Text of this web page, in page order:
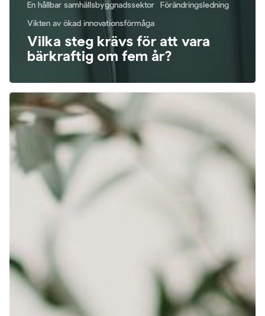
En hållbar samhällsbyggnadssektor Förändringsledning
Vikten av ökad innovationsförmåga
Vilka steg krävs för att vara
bärkraftig om fem år?